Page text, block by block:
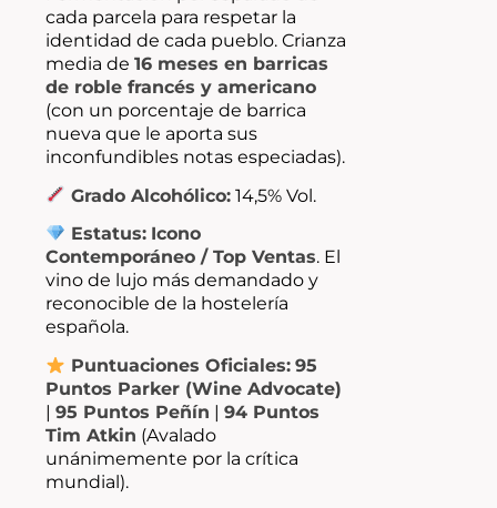
cada parcela para respetar la
identidad de cada pueblo. Crianza
media de 16 meses en barricas
de roble francés y americano
(con un porcentaje de barrica
nueva que le aporta sus
inconfundibles notas especiadas).
Grado Alcohólico:14,5% Vol.
Estatus: Icono
Contemporáneo / Top Ventas. El
vino de lujo más demandado y
reconocible de la hostelería
española.
Puntuaciones Oficiales: 95
Puntos Parker (Wine Advocate)
| 95 Puntos Peñín | 94 Puntos
Tim Atkin (Avalado
unánimemente por la crítica
mundial).